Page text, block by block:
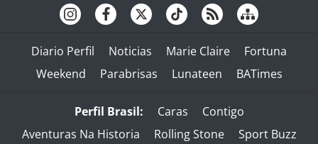
Diario Perfil Noticias Marie Claire
Fortuna
Weekend
Parabrisas Lunateen BATimes
Perfil Brasil: Caras
Contigo
Aventuras Na Historia
Rolling Stone Sport Buzz